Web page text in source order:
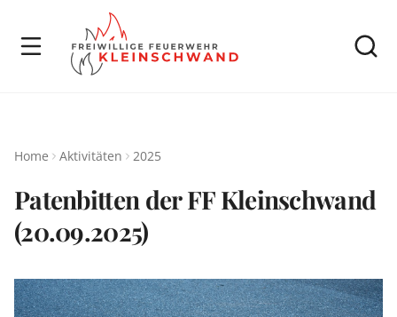
Home Aktivitäten 2025
Patenbitten der FF Kleinschwand
(20.09.2025)